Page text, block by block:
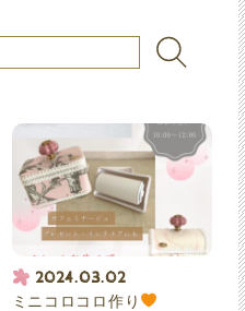
2024.03.02
ミニコロコロ作り